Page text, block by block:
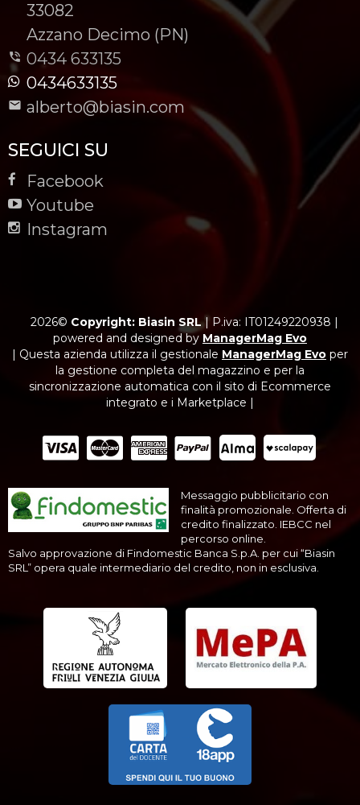
-
33082
-
Azzano Decimo (PN)
0434 633135
0434633135
alberto@biasin.com
SEGUICI SU
Facebook
Youtube
Instagram
2026© Copyright: Biasin SRL| P.iva: IT01249220938 |
powered and designed by ManagerMag Evo
| Questa azienda utilizza il gestionale ManagerMag Evo per
la gestione completa del magazzino e per la
sincronizzazione automatica con il sito di Ecommerce
integrato e i Marketplace |
Messaggio pubblicitario con
finalità promozionale. Offerta di
credito finalizzato. IEBCC nel
percorso online.
Salvo approvazione di Findomestic Banca S.p.A. per cui “Biasin
SRL” opera quale intermediario del credito, non in esclusiva.